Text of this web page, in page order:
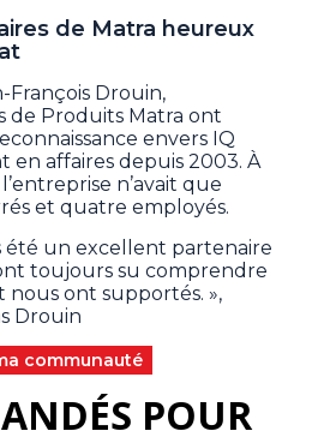
de Matra heureux
François Drouin,
de Produits Matra ont
envers IQ
en affaires depuis 2003. À
n’avait que
et quatre employés.
été un excellent partenaire
toujours su comprendre
ont supportés. »,
Drouin
communauté
POUR